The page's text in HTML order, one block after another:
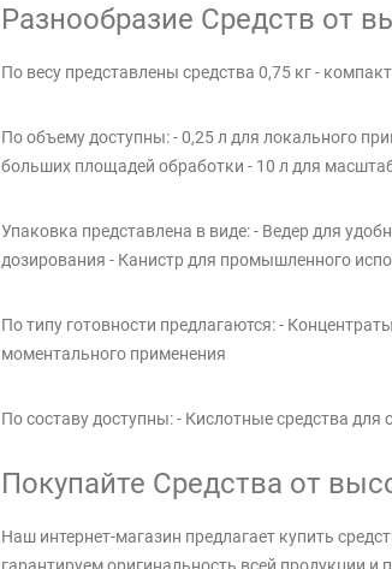
Разнообразие Средств от
По весу представлены средства 0,75 кг -
По объему доступны: - 0,25 л для локального
больших площадей обработки - 10 л для
Упаковка представлена в виде: - Ведер для
дозирования - Канистр для промышленного
По типу готовности предлагаются: -
моментального применения
По составу доступны: - Кислотные средства
Покупайте Средства от
Наш интернет-магазин предлагает купить